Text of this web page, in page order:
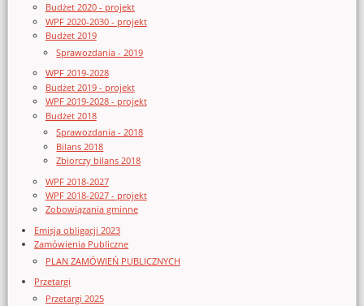
Budżet 2020 - projekt
WPF 2020-2030 - projekt
Budżet 2019
Sprawozdania - 2019
WPF 2019-2028
Budżet 2019 - projekt
WPF 2019-2028 - projekt
Budżet 2018
Sprawozdania - 2018
Bilans 2018
Zbiorczy bilans 2018
WPF 2018-2027
WPF 2018-2027 - projekt
Zobowiązania gminne
Emisja obligacji 2023
Zamówienia Publiczne
PLAN ZAMÓWIEŃ PUBLICZNYCH
Przetargi
Przetargi 2025